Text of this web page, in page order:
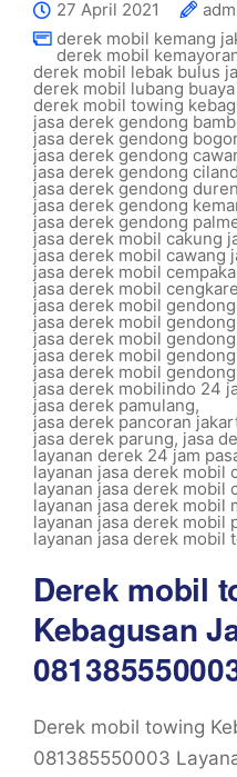
27 April 2021
derek mobil kemang
derek mobil
derek mobil lebak bulus
derek mobil lubang
derek mobil towing
jasa derek gendong
jasa derek gendong
jasa derek gendong
jasa derek gendong
jasa derek gendong
jasa derek gendong
jasa derek gendong
jasa derek mobil cakung
jasa derek mobil cawang
jasa derek mobil
jasa derek mobil
jasa derek mobil
jasa derek mobil
jasa derek mobil
jasa derek mobil
jasa derek mobil
jasa derek mobilindo 24
jasa derek pamulang,
jasa derek pancoran
jasa derek parung, jasa
layanan derek 24 jam
layanan jasa derek mobil
layanan jasa derek mobil
layanan jasa derek mobil
layanan jasa derek mobil
layanan jasa derek mobil
Derek mobil
Kebagusan
Derek mobil towing
081385550003